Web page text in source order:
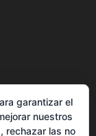
garantizar el
nuestros
rechazar las no